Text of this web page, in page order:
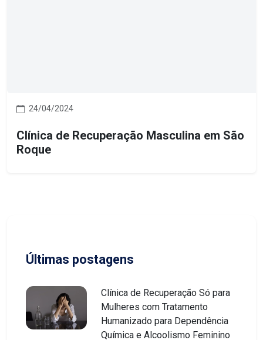
24/04/2024
Clínica de Recuperação Masculina em São
Roque
Últimas postagens
Clínica de Recuperação Só para
Mulheres com Tratamento
Humanizado para Dependência
Química e Alcoolismo Feminino